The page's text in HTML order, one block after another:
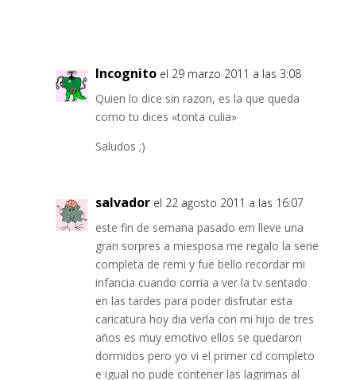
Incognito el 29 marzo 2011 a las 3:08
Quien lo dice sin razon, es la que queda
como tu dices «tonta culia»
Saludos ;)
salvador el 22 agosto 2011 a las 16:07
este fin de semana pasado em lleve una
gran sorpres a miesposa me regalo la serie
completa de remi y fue bello recordar mi
infancia cuando corria a ver la tv sentado
en las tardes para poder disfrutar esta
caricatura hoy dia verla con mi hijo de tres
años es muy emotivo ellos se quedaron
dormidos pero yo vi el primer cd completo
e igual no pude contener las lagrimas al